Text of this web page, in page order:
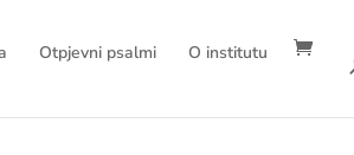
Otpjevni psalmi O institutu